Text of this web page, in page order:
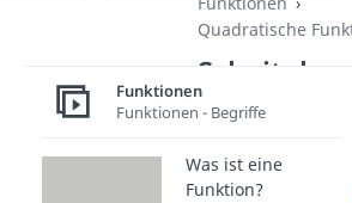
Quadratische
Weitere Infos
Beitrag zum
zum Beitrag:
Funktionen
Funktionen - Begriffe
Was ist eine
Funktion?